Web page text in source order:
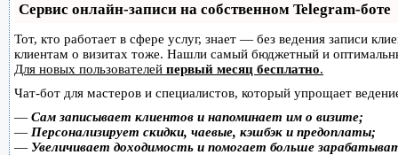
Сервис онлайн-записи на собственном Telegram-боте
Тот, кто работает в сфере услуг, знает — без ведения записи
клиентам о визитах тоже. Нашли самый бюджетный и
Для новых пользователей первый месяц бесплатно.
Чат-бот для мастеров и специалистов, который упрощает
— Сам записывает клиентов и напоминает им о визите;
— Персонализирует скидки, чаевые, кэшбэк и предоплаты;
— Увеличивает доходимость и помогает больше